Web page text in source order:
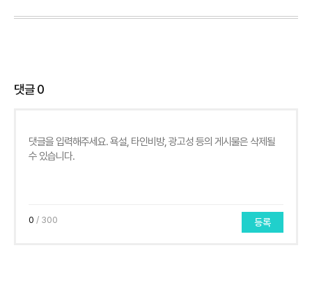
댓글0
0 / 300 등록